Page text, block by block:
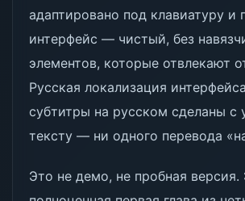
адаптировано под клавиатуру и
интерфейс — чистый, без
элементов, которые отвлекают
Русская локализация
субтитры на русском сделаны с
тексту — ни одного перевода
Это не демо, не пробная версия.